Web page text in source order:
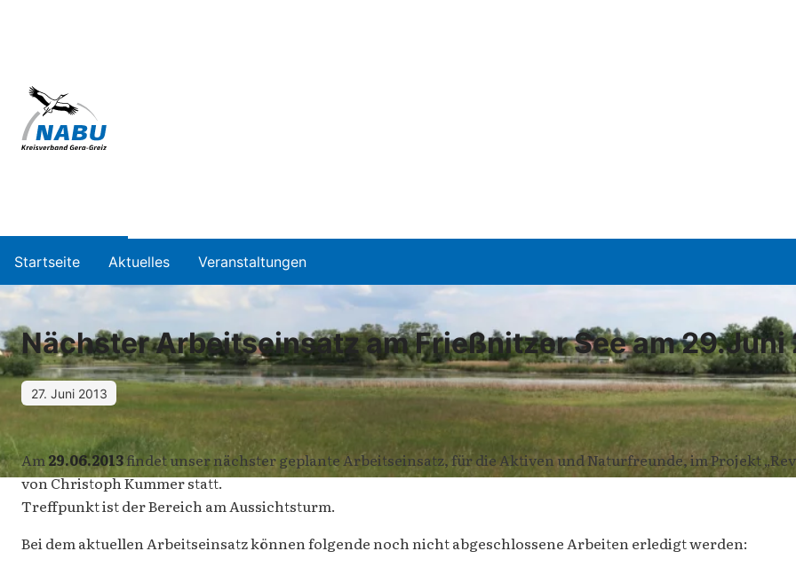
Startseite Aktuelles Veranstaltungen
Nächster Arbeitseinsatz am Frießnitzer See am 29.Juni
27. Juni 2013
Am29.06.2013findet unser nächster geplante Arbeitseinsatz, für die Aktiven und Naturfreunde, im Projekt
von Christoph Kummer statt.
Treffpunkt ist der Bereich am Aussichtsturm.
Bei dem aktuellen Arbeitseinsatz können folgende noch nicht abgeschlossene Arbeiten erledigt werden: